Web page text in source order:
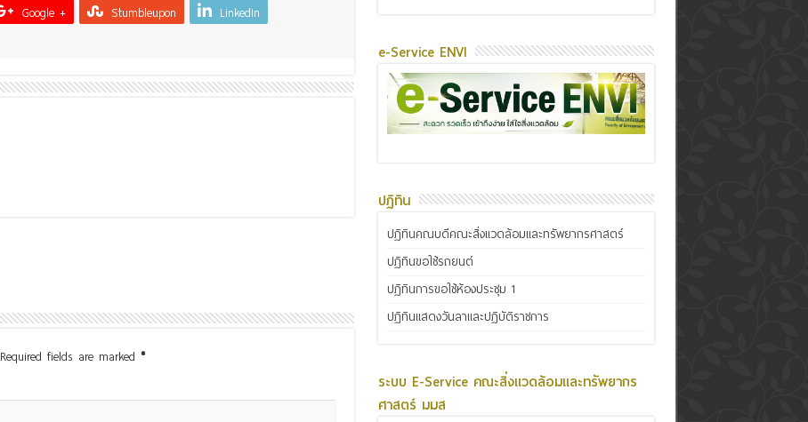
Google + Stumbleupon
LinkedIn
Required fields are marked *
e-Service ENVI
ปฏิทิน
ปฏิทินคณบดีคณะสิ่งแวดล้อมและทรัพยากรศาสตร์
ปฏิทินขอใช้รถยนต์
ปฏิทินการขอใช้ห้องประชุม 1
ปฏิทินแสดงวันลาและปฏิบัติราชการ
ระบบ E-Service คณะสิ่งแวดล้อมและทรัพยากร
ศาสตร์ มมส